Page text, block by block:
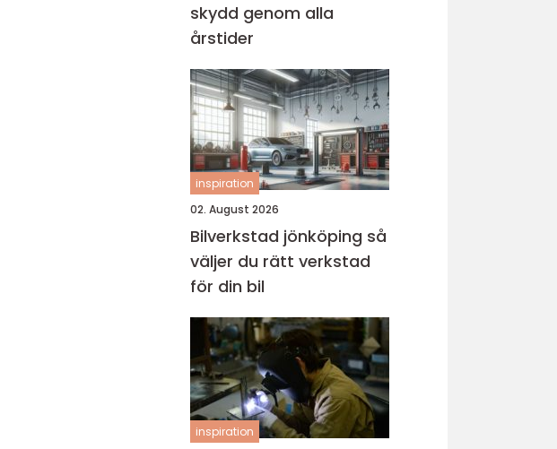
skydd genom alla
årstider
inspiration
02. August 2026
Bilverkstad jönköping så
väljer du rätt verkstad
för din bil
inspiration